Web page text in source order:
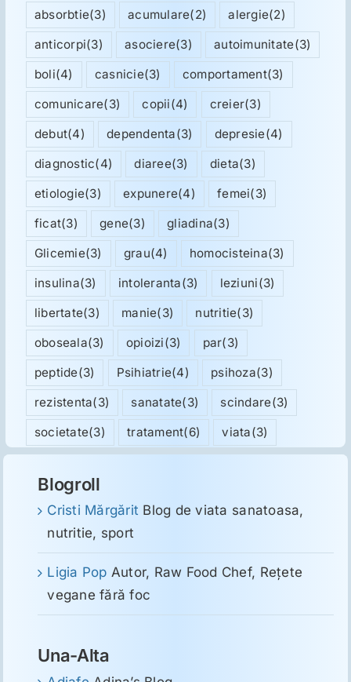
absorbtie(3) acumulare(2) alergie(2)
anticorpi(3) asociere(3) autoimunitate(3)
boli(4) casnicie(3) comportament(3)
comunicare(3) copii(4) creier(3)
debut(4) dependenta(3) depresie(4)
diagnostic(4) diaree(3) dieta(3)
etiologie(3) expunere(4) femei(3)
ficat(3) gene(3) gliadina(3)
Glicemie(3) grau(4) homocisteina(3)
insulina(3) intoleranta(3) leziuni(3)
libertate(3) manie(3) nutritie(3)
oboseala(3) opioizi(3) par(3)
peptide(3) Psihiatrie(4) psihoza(3)
rezistenta(3) sanatate(3) scindare(3)
societate(3) tratament(6) viata(3)
Blogroll
Cristi Mărgărit Blog de viata sanatoasa,
nutritie, sport
Ligia Pop Autor, Raw Food Chef, Reţete
vegane fără foc
Una-Alta